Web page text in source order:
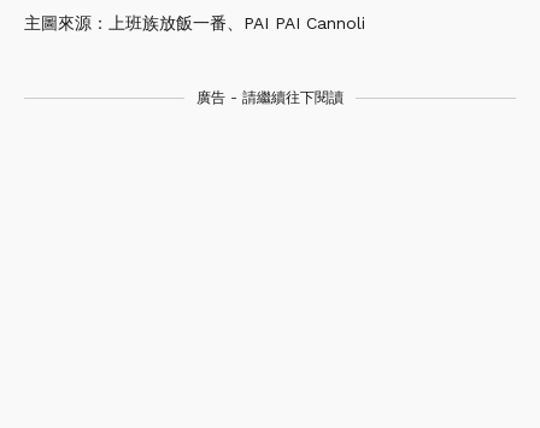
主圖來源：上班族放飯一番、PAI PAI Cannoli
廣告 - 請繼續往下閱讀